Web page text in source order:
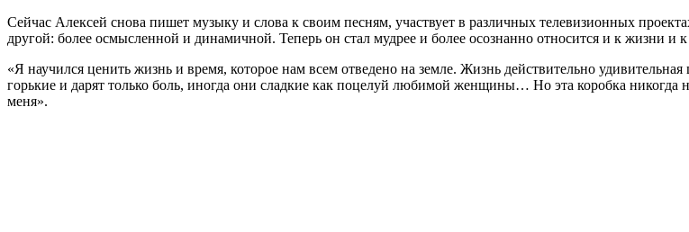
Сейчас Алексей снова пишет музыку и слова к своим песням, участвует в различных телевизионных
другой: более осмысленной и динамичной. Теперь он стал мудрее и более осознанно относится и к жизни и к
«Я научился ценить жизнь и время, которое нам всем отведено на земле. Жизнь действительно
горькие и дарят только боль, иногда они сладкие как поцелуй любимой женщины… Но эта коробка
меня».